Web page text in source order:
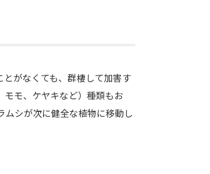
がなくても、群棲して加害す
モ、ケヤキなど）種類もお
ムシが次に健全な植物に移動し